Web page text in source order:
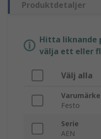
Produktdetaljer
Hitta liknande
välja ett eller
Välj alla
Varumärke
Festo
Serie
AEN